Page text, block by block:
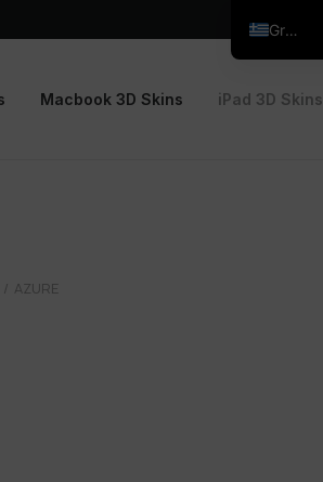
Macbook 3D Skins iPad 3D Skins
AZURE
Greek